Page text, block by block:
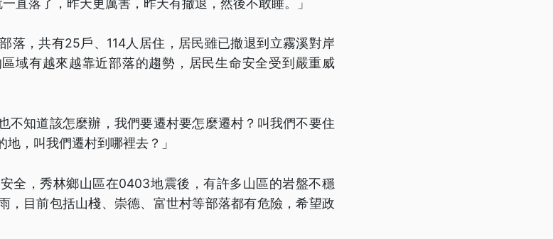
落，共有25戶、114人居住，居民雖已撤退到立霧溪對岸
域有越來越靠近部落的趨勢，居民生命安全受到嚴重威
不知道該怎麼辦，我們要遷村要怎麼遷村？叫我們不要住
，叫我們遷村到哪裡去？」
全，秀林鄉山區在0403地震後，有許多山區的岩盤不穩
，目前包括山棧、崇德、富世村等部落都有危險，希望政